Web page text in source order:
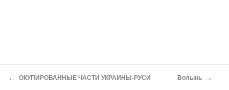
← ОКУПИРОВАННЫЕ ЧАСТИ УКРАИНЫ-РУСИ Волынь →